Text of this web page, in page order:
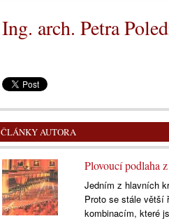
Ing. arch. Petra
ČLÁNKY AUTORA
Plovoucí podlaha
Jedním z hlavních
Proto se stále větší
kombinacím, které